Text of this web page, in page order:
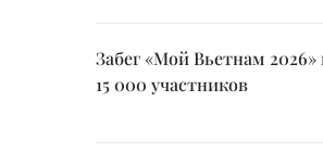
Забег «Мой Вьетнам 2026»
15 000 участников